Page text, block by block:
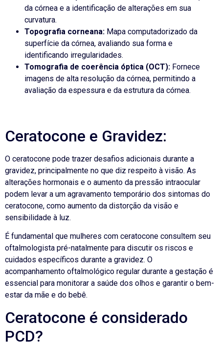
da córnea e a identificação de alterações em sua
curvatura.
Topografia corneana: Mapa computadorizado da
superfície da córnea, avaliando sua forma e
identificando irregularidades.
Tomografia de coerência óptica (OCT): Fornece
imagens de alta resolução da córnea, permitindo a
avaliação da espessura e da estrutura da córnea.
Ceratocone e Gravidez:
O ceratocone pode trazer desafios adicionais durante a
gravidez, principalmente no que diz respeito à visão. As
alterações hormonais e o aumento da pressão intraocular
podem levar a um agravamento temporário dos sintomas do
ceratocone, como aumento da distorção da visão e
sensibilidade à luz.
É fundamental que mulheres com ceratocone consultem seu
oftalmologista pré-natalmente para discutir os riscos e
cuidados específicos durante a gravidez. O
acompanhamento oftalmológico regular durante a gestação é
essencial para monitorar a saúde dos olhos e garantir o bem-
estar da mãe e do bebê.
Ceratocone é considerado
PCD?